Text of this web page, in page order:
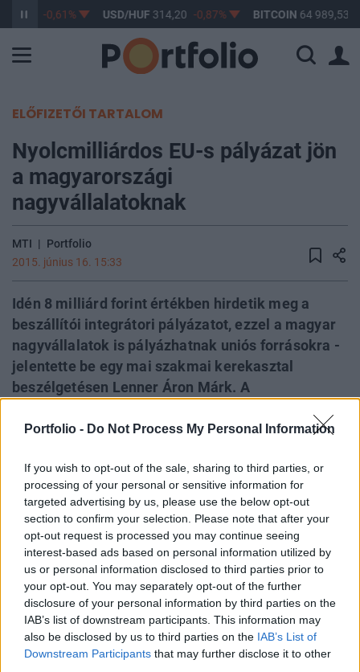
Portfolio - Do Not Process My Personal Information
If you wish to opt-out of the sale, sharing to third parties, or
processing of your personal or sensitive information for
targeted advertising by us, please use the below opt-out
section to confirm your selection. Please note that after your
opt-out request is processed you may continue seeing
interest-based ads based on personal information utilized by
us or personal information disclosed to third parties prior to
your opt-out. You may separately opt-out of the further
disclosure of your personal information by third parties on the
IAB’s list of downstream participants. This information may
also be disclosed by us to third parties on the IAB’s List of
Downstream Participants that may further disclose it to other
-0,61% USD/HUF314,20 -0,87% BITCOIN64 989,53
ELŐFIZETŐI TARTALOM
Nyolcmilliárdos EU-s pályázat jön
a magyarországi
nagyvállalatoknak
MTI | Portfolio
2015. június 16. 15:33
Idén 8 milliárd forint értékben hirdetik meg a
beszállítói integrátori pályázatot, ezzel a magyar
nagyvállalatok is pályázhatnak uniós forrásokra -
jelentette be egy mai szakmai kerekasztal
beszélgetésen Lenner Áron Márk. A
felelős helyettes államtitkára hozzátette: a
a fejlesztés eredménye a kis- és
középvállalkozásoknál, illetve a beszállítóknál
csapódjon majd le.
Ez a célja a konstrukciónakA helyettes államtitkár a
Munkaadók és Gyáriparosok Országos Szövetségének
(MGYOSZ) gépiparról szóló rendezvényén kifejtette, hogy a
pályázati konstrukció hozzájárulhat a gépipar elmúlt
években tapasztalt masszív növekedéséhez is, a
nagyvállalatok integrátor szerepet tudnak betölteni és
megrendeléseket adnak a kkv-nak. Elmondta: az Európai...